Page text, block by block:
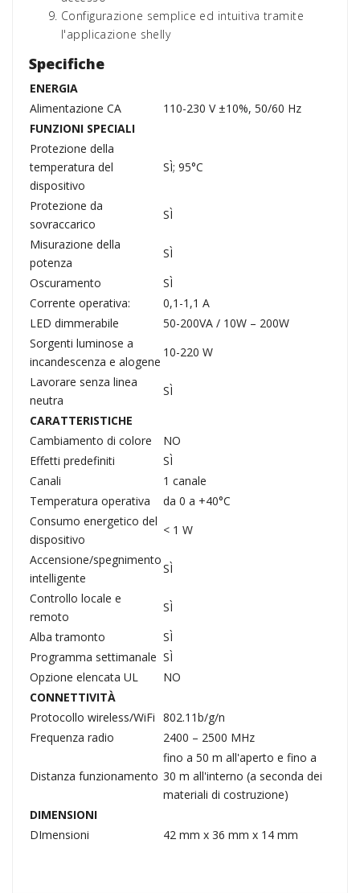
Configurazione semplice ed intuitiva tramite
l'applicazione shelly
Specifiche
ENERGIA
Alimentazione CA
110-230 V ±10%, 50/60 Hz
FUNZIONI SPECIALI
Protezione della
temperatura del
dispositivo
SÌ; 95°C
Protezione da
sovraccarico
SÌ
Misurazione della
potenza
SÌ
Oscuramento
SÌ
Corrente operativa:
0,1-1,1 A
LED dimmerabile
50-200VA / 10W – 200W
Sorgenti luminose a
incandescenza e alogene
10-220 W
Lavorare senza linea
neutra
SÌ
CARATTERISTICHE
Cambiamento di colore
NO
Effetti predefiniti
SÌ
Canali
1 canale
Temperatura operativa
da 0 a +40°C
Consumo energetico del
dispositivo
< 1 W
Accensione/spegnimento
intelligente
SÌ
Controllo locale e
remoto
SÌ
Alba tramonto
SÌ
Programma settimanale SÌ
Opzione elencata UL
NO
CONNETTIVITÀ
Protocollo wireless/WiFi 802.11b/g/n
Frequenza radio
2400 – 2500 MHz
Distanza funzionamento
fino a 50 m all'aperto e fino a
30 m all'interno (a seconda dei
materiali di costruzione)
DIMENSIONI
DImensioni
42 mm x 36 mm x 14 mm